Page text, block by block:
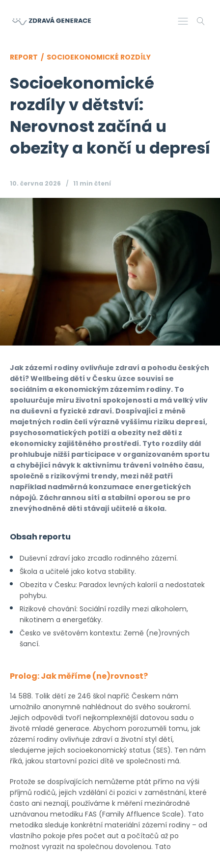
REPORT / SOCIOEKONOMICKÉ ROZDÍLY
Socioekonomické
rozdíly v dětství:
Nerovnost začíná u
obezity a končí u depresí
10. června 2026 11 min čtení
Jak zázemí rodiny ovlivňuje zdraví a pohodu českých
dětí? Wellbeing dětí v Česku úzce souvisí se
sociálním a ekonomickým zázemím rodiny. To
spoluurčuje míru životní spokojenosti a má velký vliv
na duševní a fyzické zdraví. Dospívající z méně
majetných rodin čelí výrazně vyššímu riziku depresí,
psychosomatických potíží a obezity než děti z
ekonomicky zajištěného prostředí. Tyto rozdíly dál
prohlubuje nižší participace v organizovaném sportu
a chybějící návyk k aktivnímu trávení volného času,
společně s rizikovými trendy, mezi něž patří
například nadměrná konzumace energetických
nápojů. Záchrannou sítí a stabilní oporou se pro
znevýhodněné děti stávají učitelé a škola.
Obsah reportu
Duševní zdraví jako zrcadlo rodinného zázemí.
Škola a učitelé jako kotva stability.
Obezita v Česku: Paradox levných kalorií a nedostatek
pohybu.
Rizikové chování: Sociální rozdíly mezi alkoholem,
nikotinem a energeťáky.
Česko ve světovém kontextu: Země (ne)rovných
šancí.
Prolog: Jak měříme (ne)rovnost?
14 588. Tolik dětí ze 246 škol napříč Českem nám
umožnilo anonymně nahlédnout do svého soukromí.
Jejich odpovědi tvoří nejkomplexnější datovou sadu o
životě mladé generace. Abychom porozuměli tomu, jak
zázemí rodiny ovlivňuje zdraví a životní styl dětí,
sledujeme jejich socioekonomický status (SES). Ten nám
říká, jakou startovní pozici dítě ve společnosti má.
Protože se dospívajících nemůžeme ptát přímo na výši
příjmů rodičů, jejich vzdělání či pozici v zaměstnání, které
často ani neznají, používáme k měření mezinárodně
uznávanou metodiku FAS (Family Affluence Scale). Tato
metodika sleduje konkrétní materiální zázemí rodiny – od
vlastního pokoje přes počet aut a počítačů až po
možnost vyrazit na společnou dovolenou. Tato